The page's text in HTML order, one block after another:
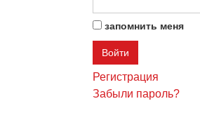
запомнить меня
Регистрация
Забыли пароль?